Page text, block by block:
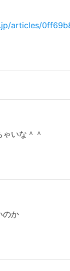
articles/
いな＾＾
のか